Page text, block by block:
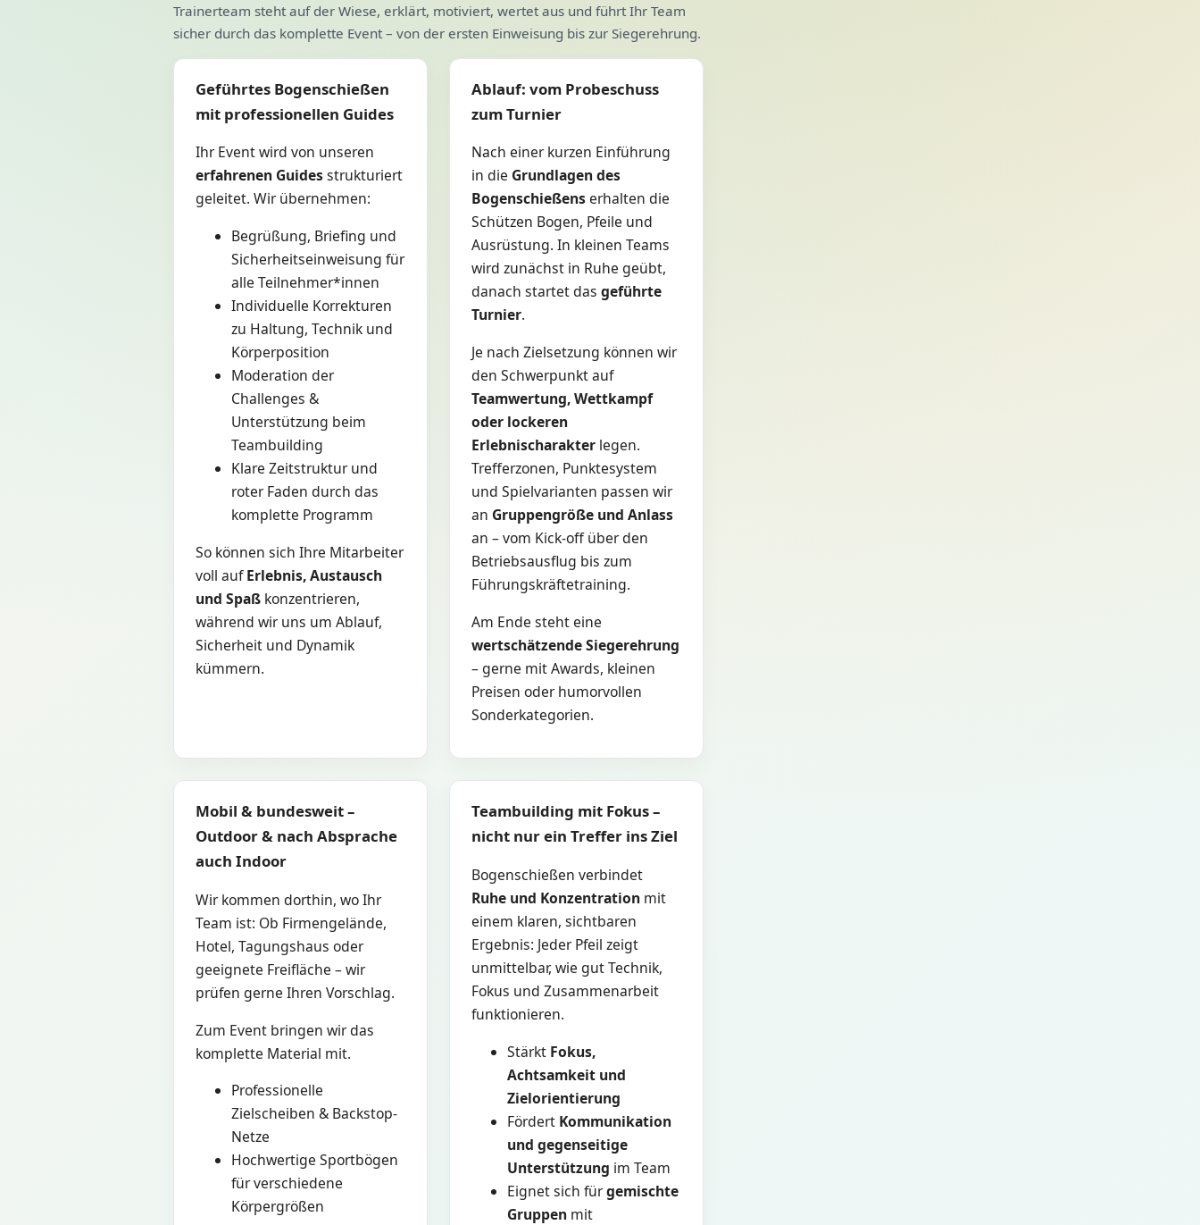
Trainerteam steht auf der Wiese, erklärt, motiviert, wertet aus und führt Ihr Team
sicher durch das komplette Event – von der ersten Einweisung bis zur Siegerehrung.
Geführtes Bogenschießen
mit professionellen Guides
Ihr Event wird von unseren
erfahrenen Guidesstrukturiert
geleitet. Wir übernehmen:
Begrüßung, Briefing und
Sicherheits­einweisung für
alle Teilnehmer*innen
Individuelle Korrekturen
zu Haltung, Technik und
Körperposition
Moderation der
Challenges &
Unterstützung beim
Teambuilding
Klare Zeitstruktur und
roter Faden durch das
komplette Programm
So können sich Ihre Mitarbeiter
voll aufErlebnis, Austausch
und Spaß konzentrieren,
während wir uns um Ablauf,
Sicherheit und Dynamik
kümmern.
Ablauf: vom Probeschuss
zum Turnier
Nach einer kurzen Einführung
in die Grundlagen des
Bogenschießenserhalten die
Schützen Bogen, Pfeile und
Ausrüstung. In kleinen Teams
wird zunächst in Ruhe geübt,
danach startet das geführte
Turnier.
Je nach Zielsetzung können wir
den Schwerpunkt auf
Teamwertung, Wettkampf
oder lockeren
Erlebnischarakterlegen.
Trefferzonen, Punktesystem
und Spielvarianten passen wir
an Gruppengröße und Anlass
an – vom Kick-off über den
Betriebsausflug bis zum
Führungskräftetraining.
Am Ende steht eine
wertschätzende Siegerehrung
– gerne mit Awards, kleinen
Preisen oder humorvollen
Sonderkategorien.
Mobil & bundesweit –
Outdoor & nach Absprache
auch Indoor
Wir kommen dorthin, wo Ihr
Team ist: Ob Firmengelände,
Hotel, Tagungshaus oder
geeignete Freifläche – wir
prüfen gerne Ihren Vorschlag.
Zum Event bringen wir das
komplette Material mit.
Professionelle
Zielscheiben & Backstop-
Netze
Hochwertige Sportbögen
für verschiedene
Körpergrößen
Teambuilding mit Fokus –
nicht nur ein Treffer ins Ziel
Bogenschießen verbindet
Ruhe und Konzentrationmit
einem klaren, sichtbaren
Ergebnis: Jeder Pfeil zeigt
unmittelbar, wie gut Technik,
Fokus und Zusammenarbeit
funktionieren.
Stärkt Fokus,
Achtsamkeit und
Zielorientierung
Fördert Kommunikation
und gegenseitige
Unterstützung im Team
Eignet sich fürgemischte
Gruppenmit